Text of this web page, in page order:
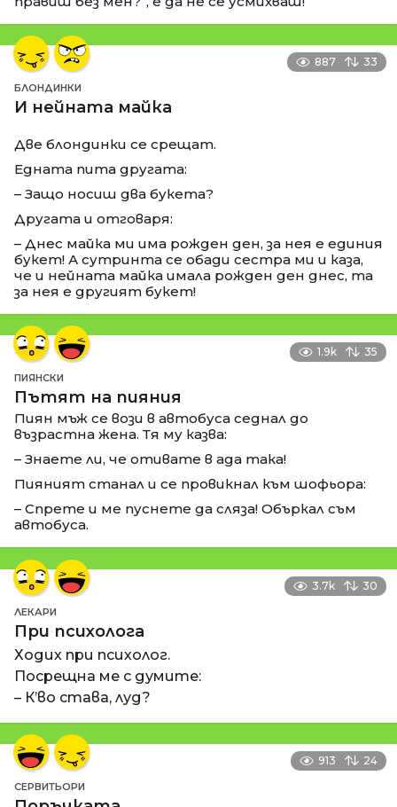
887 33
БЛОНДИНКИ
И нейната майка
Две блондинки се срещат.
Едната пита другата:
– Защо носиш два букета?
Другата и отговаря:
– Днес майка ми има рожден ден, за нея е единия
букет! А сутринта се обади сестра ми и каза,
че и нейната майка имала рожден ден днес, та
за нея е другият букет!
1.9k 35
ПИЯНСКИ
Пътят на пияния
Пиян мъж се вози в автобуса седнал до
възрастна жена. Тя му казва:
– Знаете ли, че отивате в ада така!
Пияният станал и се провикнал към шофьора:
– Спрете и ме пуснете да сляза! Объркал съм
автобуса.
3.7k 30
ЛЕКАРИ
При психолога
Ходих при психолог.
Посрещна ме с думите:
– К’во става, луд?
913 24
СЕРВИТЬОРИ